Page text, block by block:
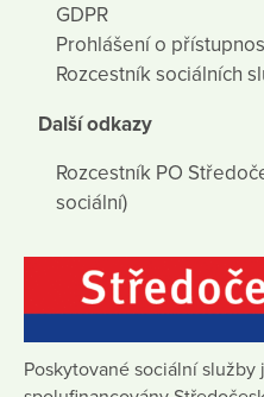
GDPR
Prohlášení o
Rozcestník sociálních
Další odkazy
Rozcestník PO
sociální)
Poskytované sociální služby